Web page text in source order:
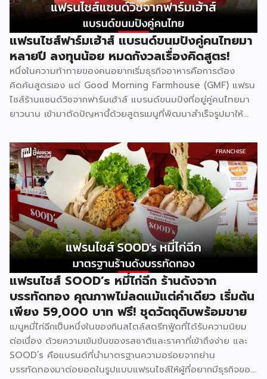
เป็นแฟรนไชส์การศึกษาที่มีหลักสูตรครบ จบที่เดียว ครอบคลุม
วิชาหลักอย่างคณิตศาสตร์ วิทยาศาสตร์ และภาษาอังกฤษ ซึ่งเป็น
วิชาที่ผู้ปกครองส่วนใหญ่ให้ความสำคัญที่สุดในการติวเสริมให้ลูก
จุดแข็งที่ทำให้แบรนด์ได้รับความเชื่อถือคือการติดอันดับ 1 ใน 10
[…]
แฟรนไชส์ฟาร์มเฮ้าส์ แบรนด์ขนมปังคู่คนไทยมา
หลายปี ลงทุนน้อย หมดกังวลเรื่องคิดสูตร!
หนึ่งในความท้าทายของคนอยากเริ่มธุรกิจอาหารคือการต้อง
คิดค้นสูตรเอง แต่ Good Morning Farmhouse (GMF) แฟรน
ไชส์ร้านแซนด์วิชจากฟาร์มเฮ้าส์ แบรนด์ขนมปังที่อยู่คู่คนไทยมา
ยาวนาน เข้ามาตัดปัญหานี้ด้วยสูตรเมนูที่พัฒนาสำเร็จรูปมาให้
GMF คือการลงทุนที่ไม่สูง ไม่ต้องกังวลเรื่องการคิดสูตรอาหาร
เพราะทุกอย่างมีมาตรฐานจากฟาร์มเฮ้าส์รองรับอยู่แล้ว เหมาะกับ
ผู้ที่อยากมีธุรกิจของตัวเองแต่ไม่มีพื้นฐานด้านการทำอาหาร รู้จัก
Good Morning Farmhouse ก่อนตัดสินใจ Good Morning
Farmhouse เป็นโครงการแฟรนไชส์ภายใต้บริษัทฟาร์มเฮ้าส์ ที่
เปิดโอกาสให้ผู้สนใจมีธุรกิจเป็นของตัวเอง ประกอบการได้ในเวลา
สั้นๆ โดยผู้ร่วมค้าจะได้รับสิทธิ์พิเศษในการซื้อส่วนผสมแซนด์วิช
สูตรเฉพาะจากฟาร์มเฮ้าส์โดยตรง พร้อมการสนับสนุนด้าน
อุปกรณ์ วัตถุดิบ และการอบรมทักษะการทำแซนด์วิชอย่างถูกวิธี
ตามหลักสุขาภิบาลและอนามัย เมนูของแบรนด์มีให้เลือกถึง 8 ไส้
ได้แก่ แซนด์วิชโฮลวีตไส้แฮมหมูหยอง ไส้แฮม ไส้ปูอัด ไส้ไข่ดาว
หมูหยองพริกเผา ไส้เทสตี้แฮม ไส้ทูน่าหมูหยอง ไส้ทูน่า และไส้
หมูหยองพริกเผา ครอบคลุมทั้งรสชาติคลาสสิกและรสชาติที่คน
ไทยคุ้นเคย ปรัชญาสำคัญที่ผู้ร่วมค้าต้องยึดถือคือ “แซนด์วิชมี
คุณภาพ ใหม่ สด สะอาด อร่อย” ภายใต้มาตรฐานของฟาร์มเฮ้าส์
ปัจจุบัน GMF ได้รับความนิยมกระจายอยู่ทั่วกรุงเทพฯ และ
ปริมณฑล […]
แฟรนไชส์ SOOD’s หมี่ไก่ฉีก ร้านดังจาก
บรรทัดทอง คุณภาพไม่ลดแม้แต่คำเดียว เริ่มต้น
เพียง 59,000 บาท ฟรี! ชุดวัตถุดิบพร้อมขาย
เมนูหมี่ไก่ฉีกเป็นหนึ่งในของกินสไตล์สตรีทฟู้ดที่ได้รับความนิยม
ต่อเนื่อง ด้วยความเข้มข้นของรสชาติและราคาที่เข้าถึงง่าย และ
SOOD’s คือแบรนด์ที่นำมาตรฐานความอร่อยจากย่าน
บรรทัดทองมาต่อยอดในรูปแบบแฟรนไชส์ให้ผู้ที่อยากมีธุรกิจของ